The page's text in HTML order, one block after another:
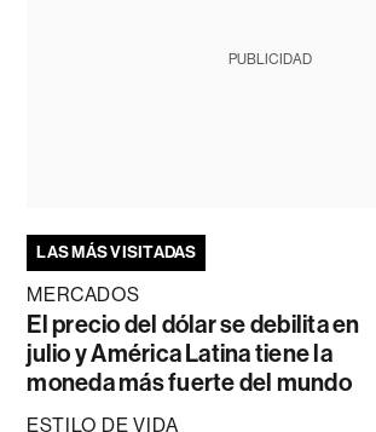
PUBLICIDAD
LAS MÁS VISITADAS
MERCADOS
El precio del dólar se debilita en
julio y América Latina tiene la
moneda más fuerte del mundo
ESTILO DE VIDA